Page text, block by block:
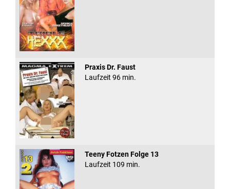
Praxis Dr. Faust
Laufzeit 96 min.
Teeny Fotzen Folge 13
Laufzeit 109 min.